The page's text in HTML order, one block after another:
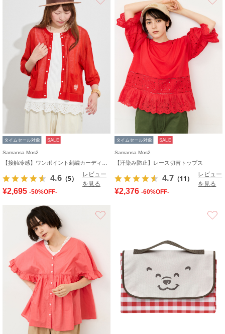
タイムセール対象 SALE
Samansa Mos2
4.6 （5）
レビュー
を見る
¥2,695 -50%OFF-
タイムセール対象 SALE
Samansa Mos2
【汗染み防止】レース切替トップス
4.7 （11）
レビュー
を見る
¥2,376 -60%OFF-